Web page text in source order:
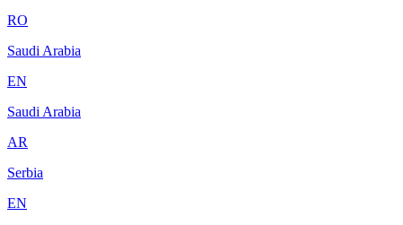
RO
Saudi Arabia
EN
Saudi Arabia
AR
Serbia
EN